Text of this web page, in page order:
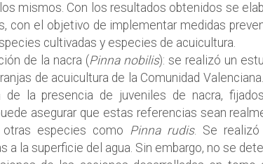
mismos. Con los resultados obtenidos se
con el objetivo de implementar medidas
cultivadas y especies de acuicultura.
de la nacra (Pinna nobilis): se realizó un
de acuicultura de la Comunidad
de la presencia de juveniles de nacra,
asegurar que estas referencias sean
especies como Pinna rudis. Se realizó
a la superficie del agua. Sin embargo, no se